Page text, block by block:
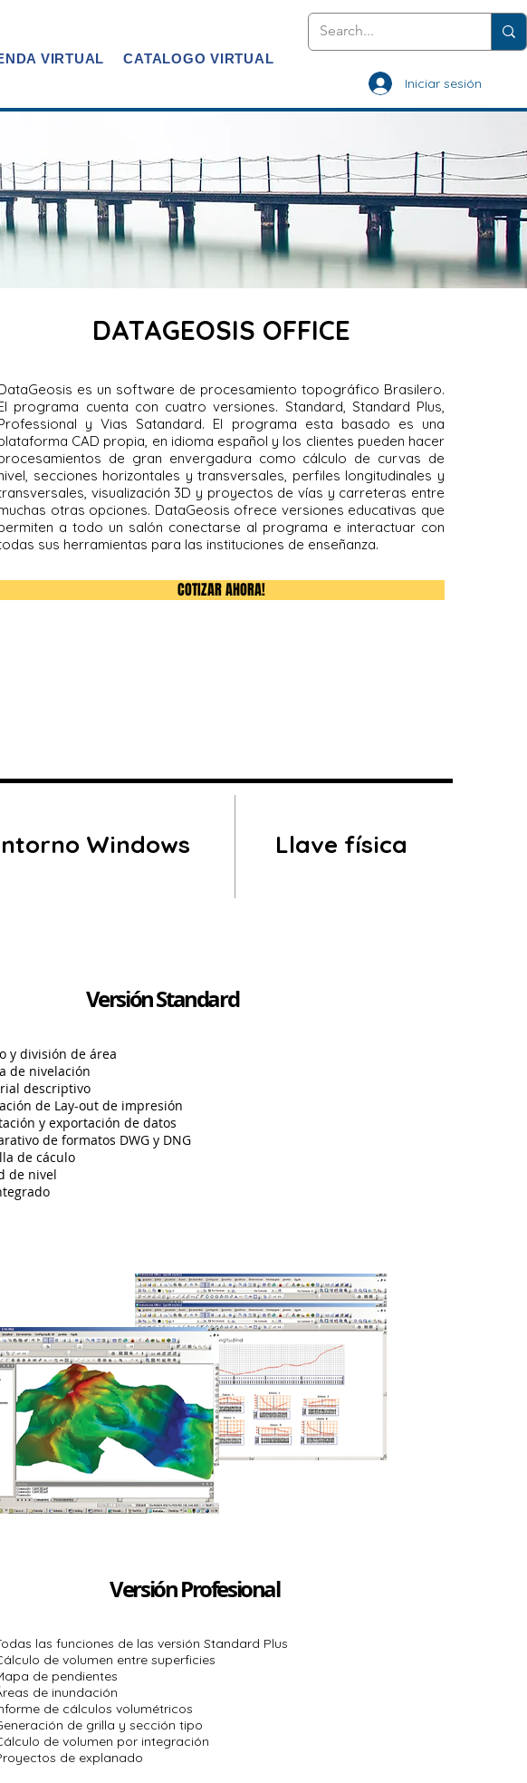
VIRTUAL CATALOGO VIRTUAL
Iniciar sesión
DATAGEOSIS OFFICE
es un software de procesamiento topográfico Brasilero.
programa cuenta con cuatro versiones. Standard, Standard Plus,
y Vias Satandard. El programa esta basado es una
CAD propia, en idioma español y los clientes pueden hacer
de gran envergadura como cálculo de curvas de
secciones horizontales y transversales, perfiles longitudinales y
visualización 3D y proyectos de vías y carreteras entre
otras opciones. DataGeosis ofrece versiones educativas que
a todo un salón conectarse al programa e interactuar con
sus herramientas para las instituciones de enseñanza.
COTIZAR AHORA!
Windows Llave física
Versión Standard
y división de área
de nivelación
descriptivo
de Lay-out de impresión
y exportación de datos
de formatos DWG y DNG
de cáculo
de nivel
Versión Profesional
las funciones de las versión Standard Plus
de volumen entre superficies
de pendientes
de inundación
de cálculos volumétricos
de grilla y sección tipo
de volumen por integración
de explanado